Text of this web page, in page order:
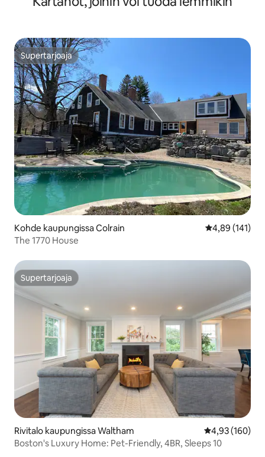
Supertarjoaja
Supertarjoaja
Kohde kaupungissa Colrain
4,89 (141)
The 1770 House
Supertarjoaja
Supertarjoaja
Rivitalo kaupungissa Waltham
4,93 (160)
Boston's Luxury Home: Pet-Friendly, 4BR, Sleeps 10